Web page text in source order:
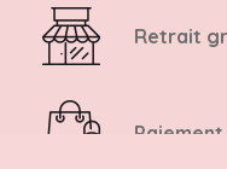
Retrait